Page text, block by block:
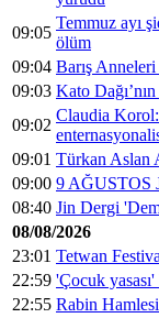
09:05
Temmuz ayı
ölüm
09:04 Barış
09:03 Kato
09:02
Claudia Korol:
09:01 Türkan Aslan
09:00 9 AĞUSTOS
08:40 Jin Dergi
08/08/2026
23:01 Tetwan
22:59 'Çocuk
22:55 Rabin